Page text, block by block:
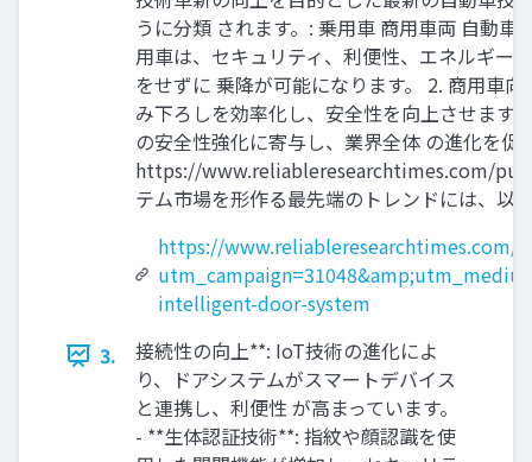
うに分類 されます。: 乗用車 商用車両 自動
用車は、セキュリティ、利便性、エネルギー
をせずに 乗降が可能になります。 2. 商用車
み下ろしを効率化し、安全性を向上させます
の安全性強化に寄与し、業界全体 の進化を
https://www.reliableresearchtimes.com/
テム市場を形作る最先端のトレンドには、以
https://www.reliableresearchtimes.com/
intelligent-door-system
3.
接続性の向上**: IoT技術の進化によ
り、ドアシステムがスマートデバイス
と連携し、利便性 が高まっています。
- **生体認証技術**: 指紋や顔認識を使